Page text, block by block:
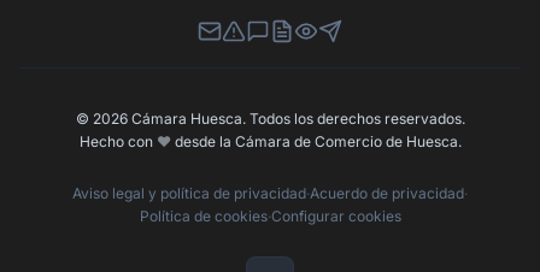
Newsletter
Canal de Denuncias
Buzón de Sugerencias
Perfil Contratante
Ley de Transparencia
Contacta con nosotros
© 2026 Cámara Huesca. Todos los derechos reservados.
Hecho con ❤️ desde la Cámara de Comercio de Huesca.
Aviso legal y política de privacidad·Acuerdo de privacidad·
Política de cookies·Configurar cookies